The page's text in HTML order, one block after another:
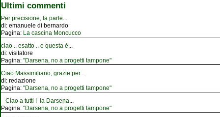
Ultimi commenti
Per precisione, la parte...
di: emanuele di bernardo
Pagina: La cascina Moncucco
ciao .. esatto .. e questa è...
di: visitatore
Pagina: "Darsena, no a progetti tampone"
Ciao Massimiliano, grazie per...
di: redazione
Pagina: "Darsena, no a progetti tampone"
Ciao a tutti ! la Darsena...
Pagina: "Darsena, no a progetti tampone"